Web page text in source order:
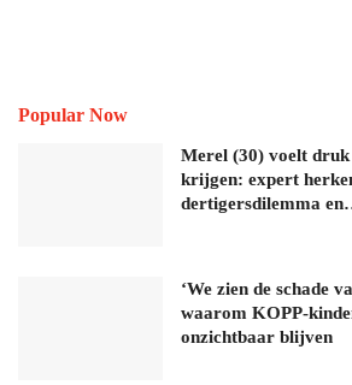
Popular Now
Merel (30) voelt
krijgen: expert
dertigersdilemma
‘We zien de schade
waarom KOPP-
onzichtbaar blijven